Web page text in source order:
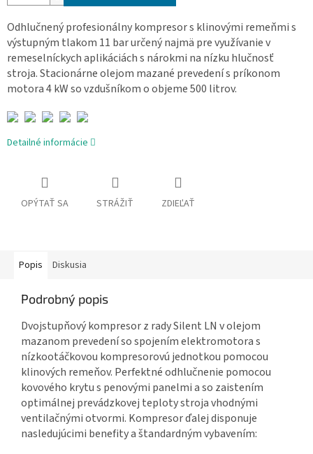
Odhlučnený profesionálny kompresor s klinovými remeňmi s
výstupným tlakom 11 bar určený najmä pre využívanie v
remeselníckych aplikáciách s nárokmi na nízku hlučnosť
stroja. Stacionárne olejom mazané prevedení s príkonom
motora 4 kW so vzdušníkom o objeme 500 litrov.
Detailné informácie
OPÝTAŤ SA STRÁŽIŤ ZDIEĽAŤ
Popis Diskusia
Podrobný popis
Dvojstupňový kompresor z rady Silent LN v olejom
mazanom prevedení so spojením elektromotora s
nízkootáčkovou kompresorovú jednotkou pomocou
klinových remeňov. Perfektné odhlučnenie pomocou
kovového krytu s penovými panelmi a so zaistením
optimálnej prevádzkovej teploty stroja vhodnými
ventilačnými otvormi. Kompresor ďalej disponuje
nasledujúcimi benefity a štandardným vybavením: